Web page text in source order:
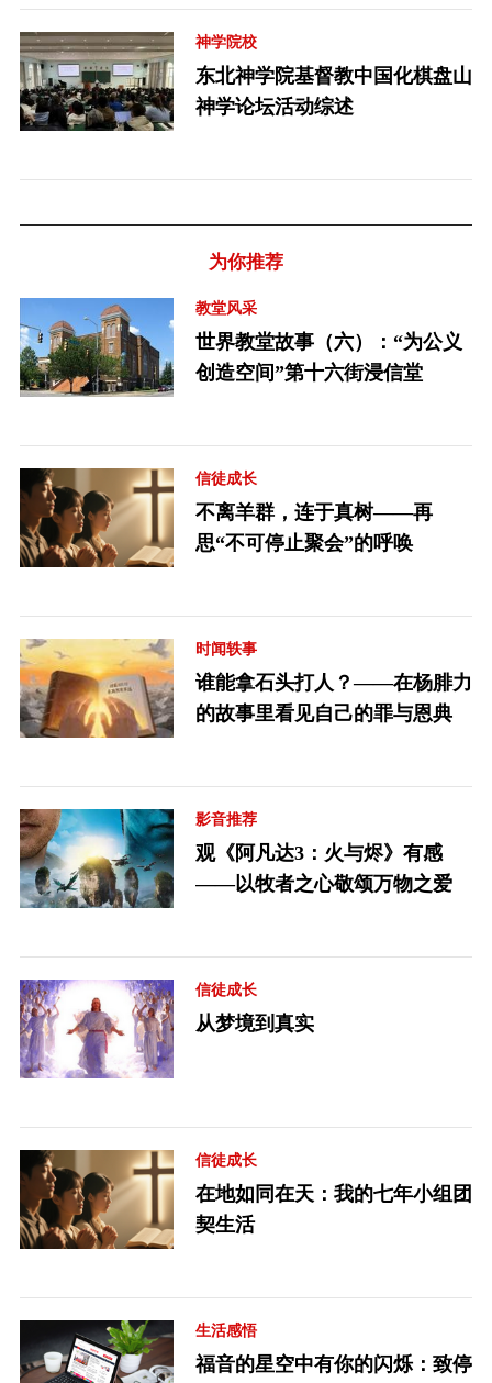
神学院校
东北神学院基督教中国化棋盘山
神学论坛活动综述
为你推荐
教堂风采
世界教堂故事（六）：“为公义
创造空间”第十六街浸信堂
信徒成长
不离羊群，连于真树——再
思“不可停止聚会”的呼唤
时闻轶事
谁能拿石头打人？——在杨腓力
的故事里看见自己的罪与恩典
影音推荐
观《阿凡达3：火与烬》有感
——以牧者之心敬颂万物之爱
信徒成长
从梦境到真实
信徒成长
在地如同在天：我的七年小组团
契生活
生活感悟
福音的星空中有你的闪烁：致停